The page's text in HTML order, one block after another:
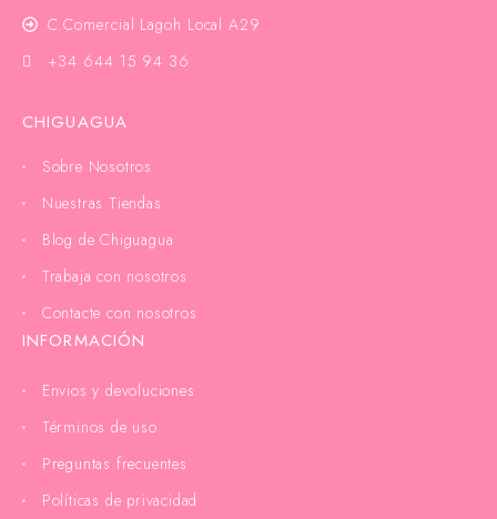
C.Comercial Lagoh Local A29
+34 644 15 94 36
CHIGUAGUA
Sobre Nosotros
Nuestras Tiendas
Blog de Chiguagua
Trabaja con nosotros
Contacte con nosotros
INFORMACIÓN
Envios y devoluciones
Términos de uso
Preguntas frecuentes
Políticas de privacidad